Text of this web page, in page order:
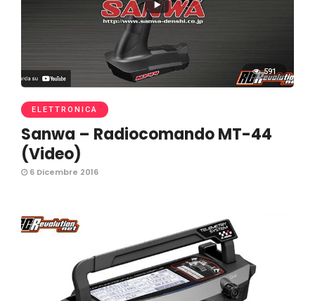
591
ELETTRONICA
Sanwa – Radiocomando MT-44
(Video)
6 Dicembre 2016